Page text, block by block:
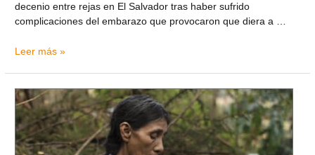
decenio entre rejas en El Salvador tras haber sufrido
complicaciones del embarazo que provocaron que diera a …
Leer más »